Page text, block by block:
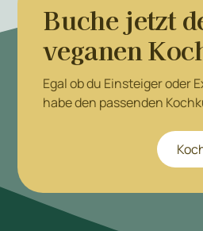
Buche jetzt
veganen
Egal ob du Einsteiger oder
habe den passenden